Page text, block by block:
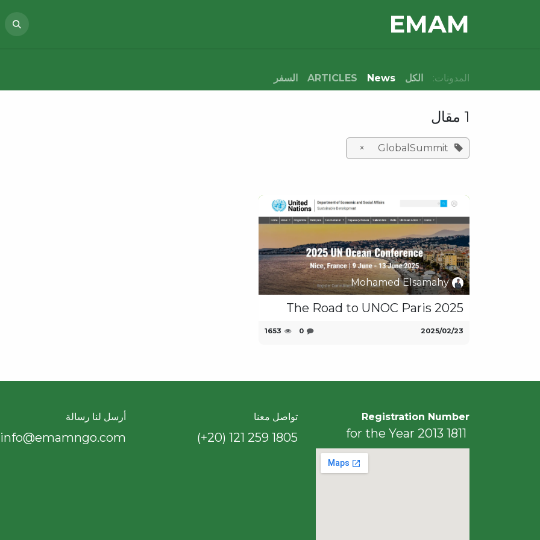
E​MAM
المدونات: الكل News
ARTICLES السفر
1 مقال
GlobalSummit
×
Mohamed Elsamahy
The Road to UNOC Paris 2025
23‏/02‏/2025
0
1653
Registration Number
1811 for the Year 2013
تواصل معنا
(+20) 121 259 18​05
أرسل لنا رسالة
info@emamngo.com